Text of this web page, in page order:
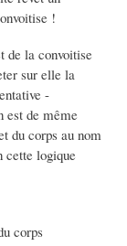
!
de la convoitise
sur elle la
-
est de même
du corps au nom
cette logique
corps